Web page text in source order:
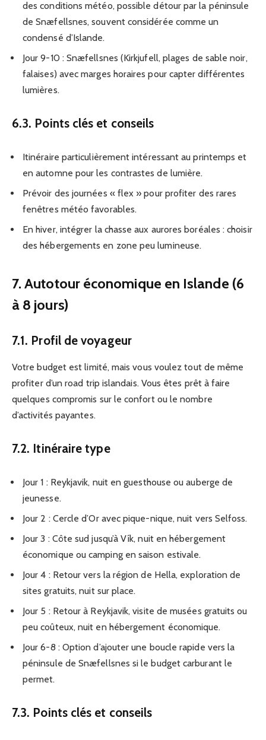
des conditions météo, possible détour par la péninsule
de Snæfellsnes, souvent considérée comme un
condensé d’Islande.
Jour 9-10 : Snæfellsnes (Kirkjufell, plages de sable noir,
falaises) avec marges horaires pour capter différentes
lumières.
6.3. Points clés et conseils
Itinéraire particulièrement intéressant au printemps et
en automne pour les contrastes de lumière.
Prévoir des journées « flex » pour profiter des rares
fenêtres météo favorables.
En hiver, intégrer la chasse aux aurores boréales : choisir
des hébergements en zone peu lumineuse.
7. Autotour économique en Islande (6
à 8 jours)
7.1. Profil de voyageur
Votre budget est limité, mais vous voulez tout de même
profiter d’un road trip islandais. Vous êtes prêt à faire
quelques compromis sur le confort ou le nombre
d’activités payantes.
7.2. Itinéraire type
Jour 1 : Reykjavik, nuit en guesthouse ou auberge de
jeunesse.
Jour 2 : Cercle d’Or avec pique-nique, nuit vers Selfoss.
Jour 3 : Côte sud jusqu’à Vík, nuit en hébergement
économique ou camping en saison estivale.
Jour 4 : Retour vers la région de Hella, exploration de
sites gratuits, nuit sur place.
Jour 5 : Retour à Reykjavik, visite de musées gratuits ou
peu coûteux, nuit en hébergement économique.
Jour 6-8 : Option d’ajouter une boucle rapide vers la
péninsule de Snæfellsnes si le budget carburant le
permet.
7.3. Points clés et conseils